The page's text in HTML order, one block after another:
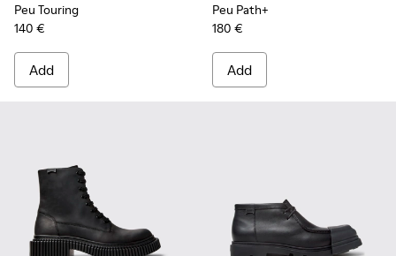
Peu Touring
140 €
Add
Peu Path+
180 €
Add